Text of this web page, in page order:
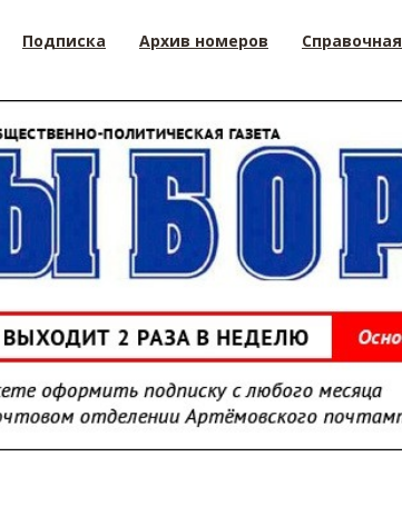
Подписка Архив номеров Справочная